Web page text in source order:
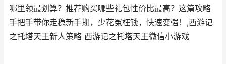
哪里领最划算？推荐购买哪些礼包性价比最高？这篇攻略
手把手带你走稳新手期，少花冤枉钱，快速变强！,西游记
之托塔天王新人策略 西游记之托塔天王微信小游戏